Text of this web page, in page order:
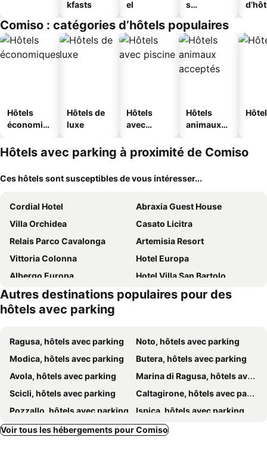
kfasts
el
s
s
Comiso : catégories d’hôtels populaires
Hôtels
économiq
Hôtels de
luxe
Hôtels
avec
Hôtels
animaux
Hôtels avec parking à proximité de Comiso
Ces hôtels sont susceptibles de vous intéresser...
Cordial Hotel
Abraxia Guest House
Villa Orchidea
Casato Licitra
Relais Parco Cavalonga
Artemisia Resort
Vittoria Colonna
Hotel Europa
Albergo Europa
Hotel Villa San Bartolo
Le Cinque Vie
Hotel Villa Carlotta
Casa Carlotta
Poggio Del Sole Hotel
Eremo Della Giubiliana
Agriturismo Al Casale
Villa Boscarino Boutique Hotel & SPA
Southeast Hotel
Case Francesco
Oasi Iblea B&b
Agriturismo La Maddalena
Tenuta Zannafondo
Hotel Kroma
La Dimora di Spartivento, BW Signature Collection
Mediterraneo Palace Hotel
Autres destinations populaires pour des
hôtels avec parking
Ragusa, hôtels avec parking
Noto, hôtels avec parking
Modica, hôtels avec parking
Butera, hôtels avec parking
Avola, hôtels avec parking
Marina di Ragusa, hôtels avec parking
Scicli, hôtels avec parking
Caltagirone, hôtels avec parking
Pozzallo, hôtels avec parking
Ispica, hôtels avec parking
Gela, hôtels avec parking
Vittoria, hôtels avec parking
Voir tous les hébergements pour Comiso